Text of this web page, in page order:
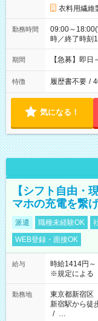
衣料用繊維
勤務時間
09:00～
時／終了時刻
期間 【急募】即
特徴 履歴書不要 /
気になる！
【シフト自由・
マホの充電を繋
派遣 職種未経験OK
WEB登録・面接OK
給与
時給1414円
※規定による
勤務地
東京都新宿区
新宿駅から徒
/ …